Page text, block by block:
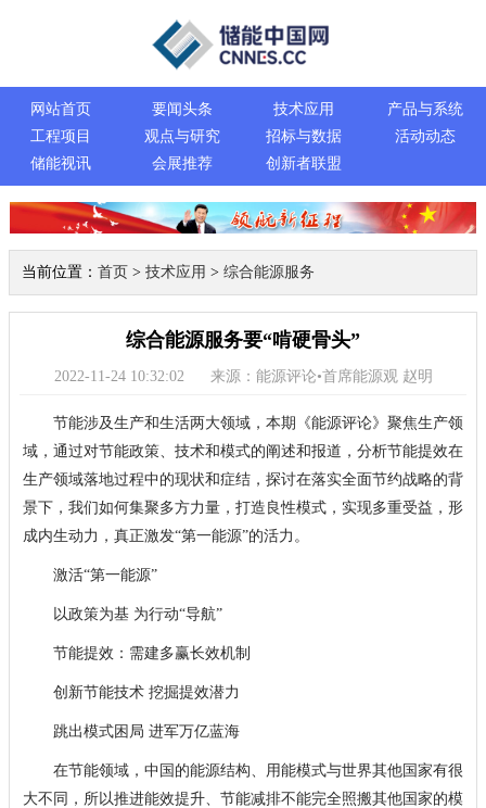
网站首页 要闻头条 技术应用
产品与系统
工程项目
观点与研究 招标与数据
活动动态
储能视讯
会展推荐 创新者联盟
当前位置： 首页> 技术应用 > 综合能源服务
综合能源服务要“啃硬骨头”
2022-11-24 10:32:02 来源：能源评论•首席能源观 赵明
节能涉及生产和生活两大领域，本期《能源评论》聚焦生产领
域，通过对节能政策、技术和模式的阐述和报道，分析节能提效在
生产领域落地过程中的现状和症结，探讨在落实全面节约战略的背
景下，我们如何集聚多方力量，打造良性模式，实现多重受益，形
成内生动力，真正激发“第一能源”的活力。
激活“第一能源”
以政策为基 为行动“导航”
节能提效：需建多赢长效机制
创新节能技术 挖掘提效潜力
跳出模式困局 进军万亿蓝海
在节能领域，中国的能源结构、用能模式与世界其他国家有很
大不同，所以推进能效提升、节能减排不能完全照搬其他国家的模